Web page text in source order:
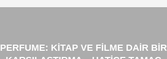
PERFUME: KITAP VE FILME DAIR BIR